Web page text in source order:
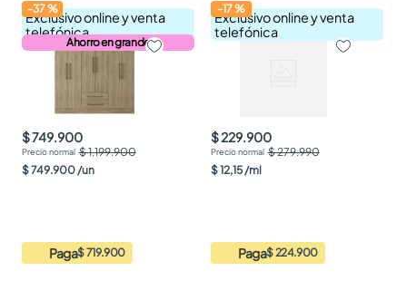
Exclusivo online y venta
telefónica
Ahorro en grande
-37%
$ 749.900
$ 1.199.900
$749.900 /un
Paga$ 719.900
Exclusivo online y venta
telefónica
-17%
$ 229.900
$ 279.990
$12,15 /ml
Paga$ 224.900